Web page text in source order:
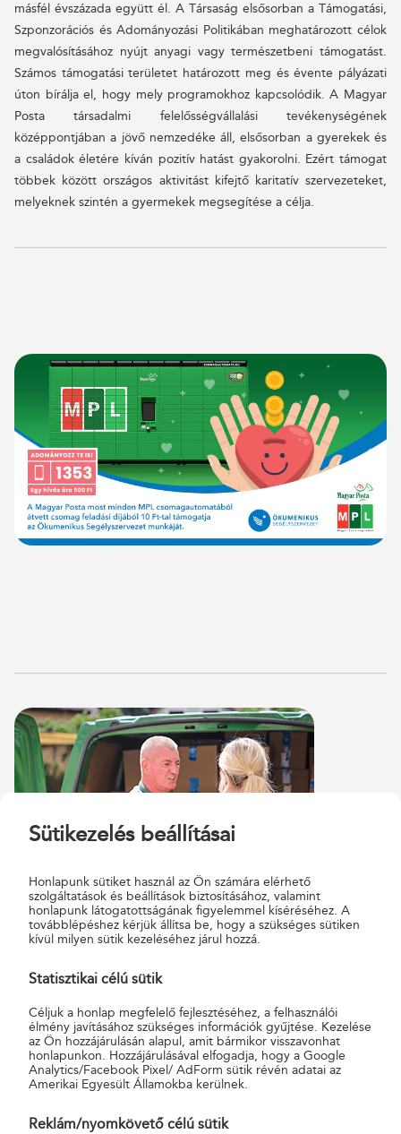
másfél évszázada együtt él. A Társaság elsősorban a Támogatási,
Szponzorációs és Adományozási Politikában meghatározott célok
megvalósításához nyújt anyagi vagy természetbeni támogatást.
Számos támogatási területet határozott meg és évente pályázati
úton bírálja el, hogy mely programokhoz kapcsolódik. A Magyar
Posta társadalmi felelősségvállalási tevékenységének
középpontjában a jövő nemzedéke áll, elsősorban a gyerekek és
a családok életére kíván pozitív hatást gyakorolni. Ezért támogat
többek között országos aktivitást kifejtő karitatív szervezeteket,
melyeknek szintén a gyermekek megsegítése a célja.
MAGYAR ÖKUMENIKUS
SEGÉLYSZERVEZET
A Magyar Posta és az Ökumenikus Segélyszervezet
együttműködése 2012-re nyúlik vissza, amikor első közös akciójuk
során karácsonyi képeslapok feladásával lehetett támogatni a
segélyszervezet munkáját. A partnerség azóta folyamatosan
együttműködéssé vált. 2014 óta külön keretmegállapodás is
Sütikezelés beállításai
Honlapunk sütiket használ az Ön számára elérhető
szolgáltatások és beállítások biztosításához, valamint
honlapunk látogatottságának figyelemmel kíséréséhez. A
továbblépéshez kérjük állítsa be, hogy a szükséges sütiken
kívül milyen sütik kezeléséhez járul hozzá.
Statisztikai célú sütik
Céljuk a honlap megfelelő fejlesztéséhez, a felhasználói
élmény javításához szükséges információk gyűjtése. Kezelése
az Ön hozzájárulásán alapul, amit bármikor visszavonhat
honlapunkon. Hozzájárulásával elfogadja, hogy a Google
Analytics/Facebook Pixel/ AdForm sütik révén adatai az
Amerikai Egyesült Államokba kerülnek.
Reklám/nyomkövető célú sütik